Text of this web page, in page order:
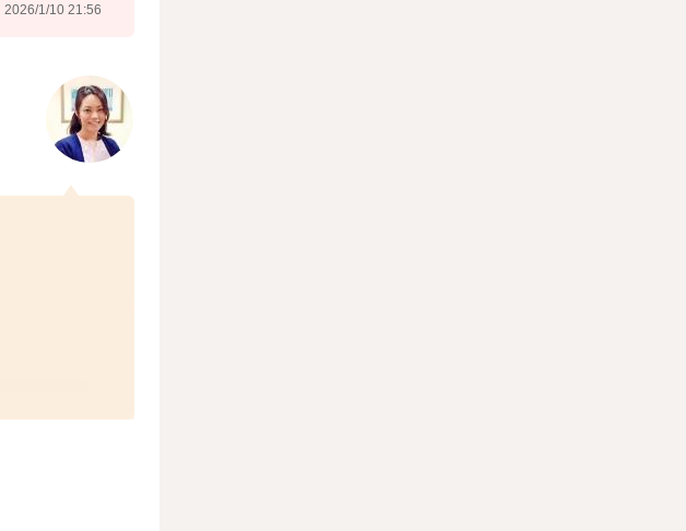
2026/1/10 21:56